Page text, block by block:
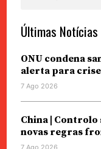
Últimas Notícias
ONU condena
alerta para
7 Ago 2026
China |
novas regras
7 Ago 2026